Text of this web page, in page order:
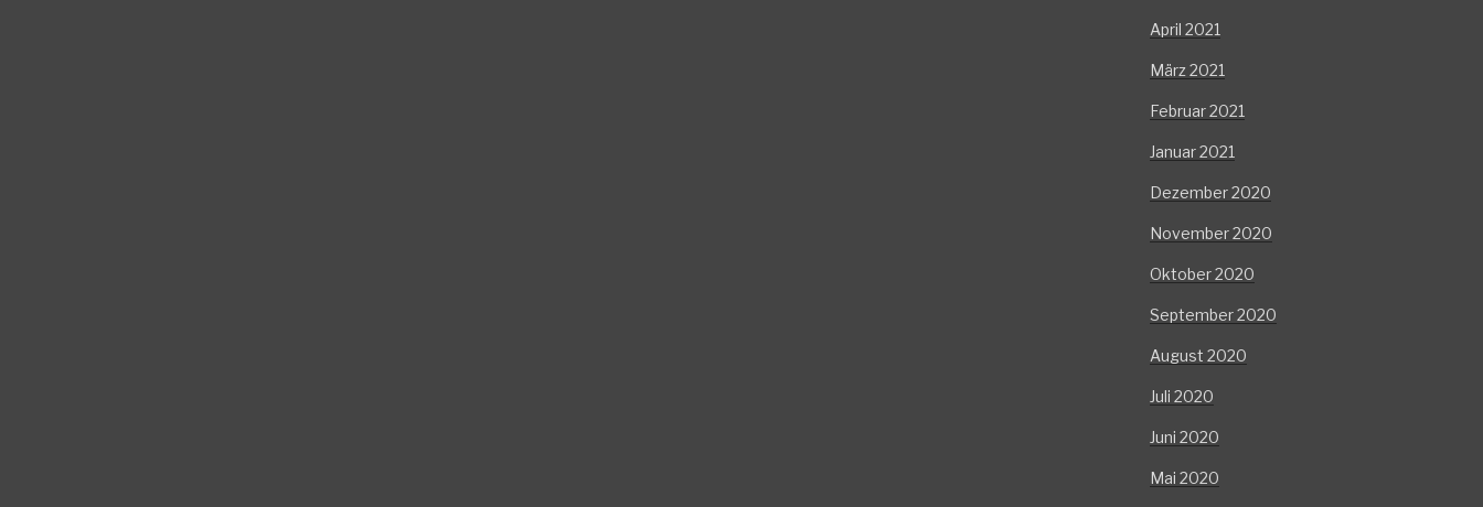
April 2021
März 2021
Februar 2021
Januar 2021
Dezember 2020
November 2020
Oktober 2020
September 2020
August 2020
Juli 2020
Juni 2020
Mai 2020